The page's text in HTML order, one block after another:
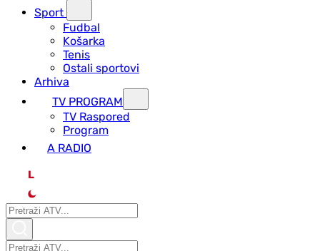
Sport
Fudbal
Košarka
Tenis
Ostali sportovi
Arhiva
TV PROGRAM
ТV Raspored
Program
A RADIO
L